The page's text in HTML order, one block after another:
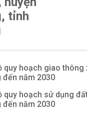
tỉnh
quy hoạch giao thông
đến năm 2030
quy hoạch sử dụng
đến năm 2030